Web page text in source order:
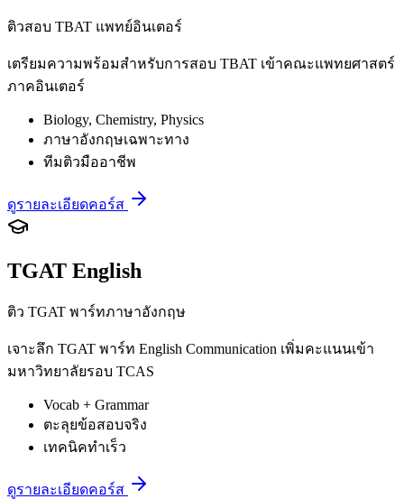
ติวสอบ TBAT แพทย์อินเตอร์
เตรียมความพร้อมสำหรับการสอบ TBAT เข้าคณะแพทยศาสตร์
ภาคอินเตอร์
Biology, Chemistry, Physics
ภาษาอังกฤษเฉพาะทาง
ทีมติวมืออาชีพ
ดูรายละเอียดคอร์ส
TGAT English
ติว TGAT พาร์ทภาษาอังกฤษ
เจาะลึก TGAT พาร์ท English Communication เพิ่มคะแนนเข้า
มหาวิทยาลัยรอบ TCAS
Vocab + Grammar
ตะลุยข้อสอบจริง
เทคนิคทำเร็ว
ดูรายละเอียดคอร์ส